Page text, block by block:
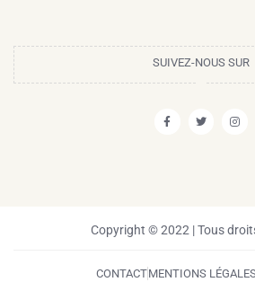
SUIVEZ-NOUS SUR
Copyright © 2022 | Tous
CONTACTMENTIONS